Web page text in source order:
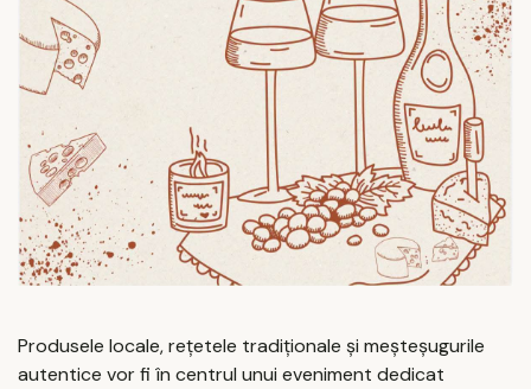
Produsele locale, rețetele tradiționale și meșteșugurile
autentice vor fi în centrul unui eveniment dedicat